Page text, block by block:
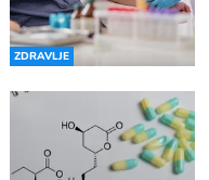
ZDRAVLJE